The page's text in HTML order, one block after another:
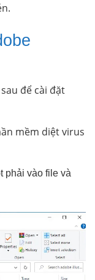
để cài đặt
mềm diệt virus
phải vào file và